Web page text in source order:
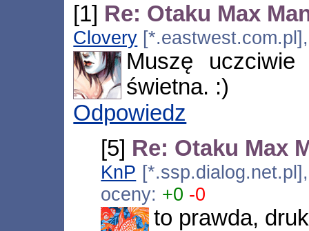
[1] Re: Otaku Max
Clovery
Muszę
świetna. :)
Odpowiedz
[5] Re: Otaku Max
KnP
oceny: +0 -0
to prawda,